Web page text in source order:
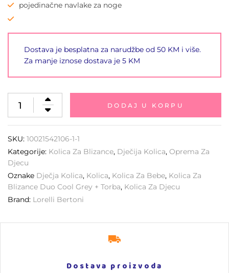
pojedinačne navlake za noge
Dostava je besplatna za narudžbe od 50 KM i više.
Za manje iznose dostava je 5 KM
DODAJ U KORPU
SKU: 10021542106-1-1
Kategorije: Kolica Za Blizance, Dječija Kolica, Oprema Za
Djecu
Oznake Dječja Kolica, Kolica, Kolica Za Bebe, Kolica Za
Blizance Duo Cool Grey + Torba, Kolica Za Djecu
Brand: Lorelli Bertoni
Dostava proizvoda